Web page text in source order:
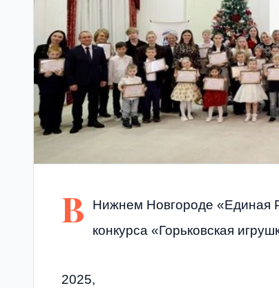
В
Нижнем Новгороде «Единая
конкурса «Горьковская
2025,